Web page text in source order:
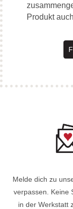
Produkt
Melde dich zu
verpassen. Keine
in der Werkstatt